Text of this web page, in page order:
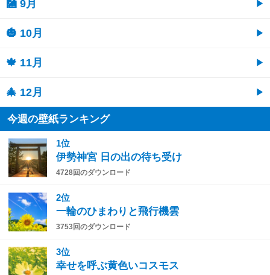
🎑 9月
🎃 10月
🍁 11月
🎄 12月
今週の壁紙ランキング
1位
伊勢神宮 日の出の待ち受け
4728回のダウンロード
2位
一輪のひまわりと飛行機雲
3753回のダウンロード
3位
幸せを呼ぶ黄色いコスモス